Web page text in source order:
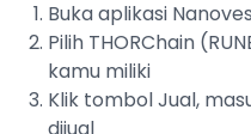
Buka aplikasi
Pilih THORChain
kamu miliki
Klik tombol Jual,